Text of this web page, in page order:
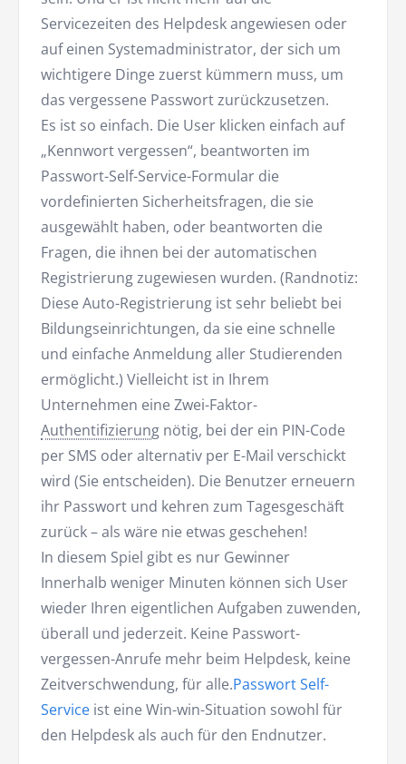
Servicezeiten des Helpdesk angewiesen oder
auf einen Systemadministrator, der sich um
wichtigere Dinge zuerst kümmern muss, um
das vergessene Passwort zurückzusetzen.
Es ist so einfach. Die User klicken einfach auf
„Kennwort vergessen“, beantworten im
Passwort-Self-Service-Formular die
vordefinierten Sicherheitsfragen, die sie
ausgewählt haben, oder beantworten die
Fragen, die ihnen bei der automatischen
Registrierung zugewiesen wurden. (Randnotiz:
Diese Auto-Registrierung ist sehr beliebt bei
Bildungseinrichtungen, da sie eine schnelle
und einfache Anmeldung aller Studierenden
ermöglicht.) Vielleicht ist in Ihrem
Unternehmen eine Zwei-Faktor-
Authentifizierung nötig, bei der ein PIN-Code
per SMS oder alternativ per E-Mail verschickt
wird (Sie entscheiden). Die Benutzer erneuern
ihr Passwort und kehren zum Tagesgeschäft
zurück – als wäre nie etwas geschehen!
In diesem Spiel gibt es nur Gewinner
Innerhalb weniger Minuten können sich User
wieder Ihren eigentlichen Aufgaben zuwenden,
überall und jederzeit. Keine Passwort-
vergessen-Anrufe mehr beim Helpdesk, keine
Zeitverschwendung, für alle.Passwort Self-
Service ist eine Win-win-Situation sowohl für
den Helpdesk als auch für den Endnutzer.